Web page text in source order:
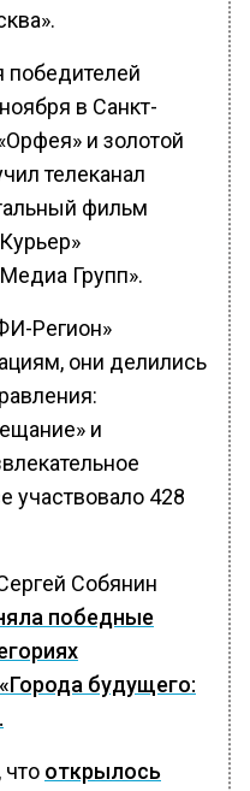
в Санкт-
и золотой
телеканал
фильм
Групп».
Регион»
они делились
и
участвовало 428
Собянин
победные
будущего:
открылось